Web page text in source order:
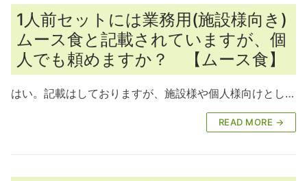
1人前セットには業務用(施設様向き)
ムース食と記載されていますが、個
人でも頼めますか？ 【ムース食】
はい。記載はしておりますが、施設様や個人様向けとし…
READ MORE →